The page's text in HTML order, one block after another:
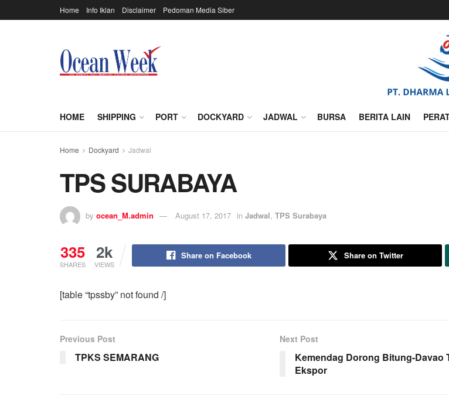
Home Info Iklan Disclaimer Pedoman Media Siber
HOME SHIPPING PORT DOCKYARD JADWAL BURSA BERITA LAIN
Home Dockyard Jadwal
TPS SURABAYA
by ocean_M.admin August 17, 2017 in Jadwal, TPS Surabaya
335
SHARES
2k
VIEWS
Share on Facebook Share on Twitter
[table “tpssby” not found /]
Previous Post
TPKS SEMARANG
Next Post
Kemendag Dorong Bitung-Davao
Ekspor